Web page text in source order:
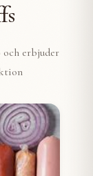
och erbjuder